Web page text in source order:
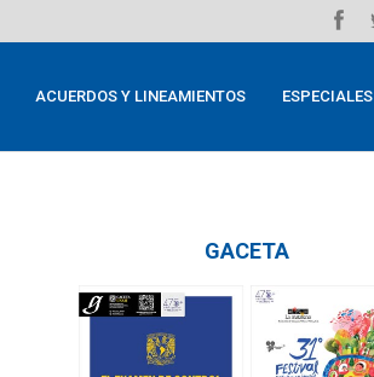
ACUERDOS Y LINEAMIENTOS ESPECIALES
GACETA